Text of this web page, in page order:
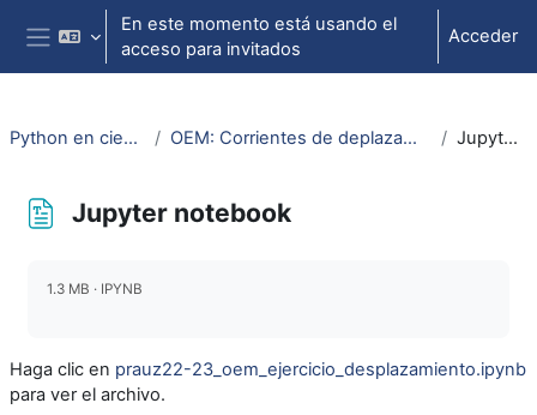
Salta al contenido principal
Panel lateral
En este momento está usando el
acceso para invitados
Acceder
Python en ciencias e ingeniería OEM: Corrientes de deplazamiento: carga de un condensador Jupyter notebook
Jupyter notebook
1.3 MB · IPYNB
Haga clic en prauz22-23_oem_ejercicio_desplazamiento.ipynb
para ver el archivo.